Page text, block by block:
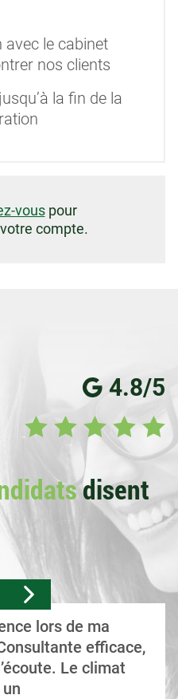
avec le cabinet
nos clients
la fin de la
vouspour
compte.
4.8/5
disent
lors de ma
efficace,
Le climat